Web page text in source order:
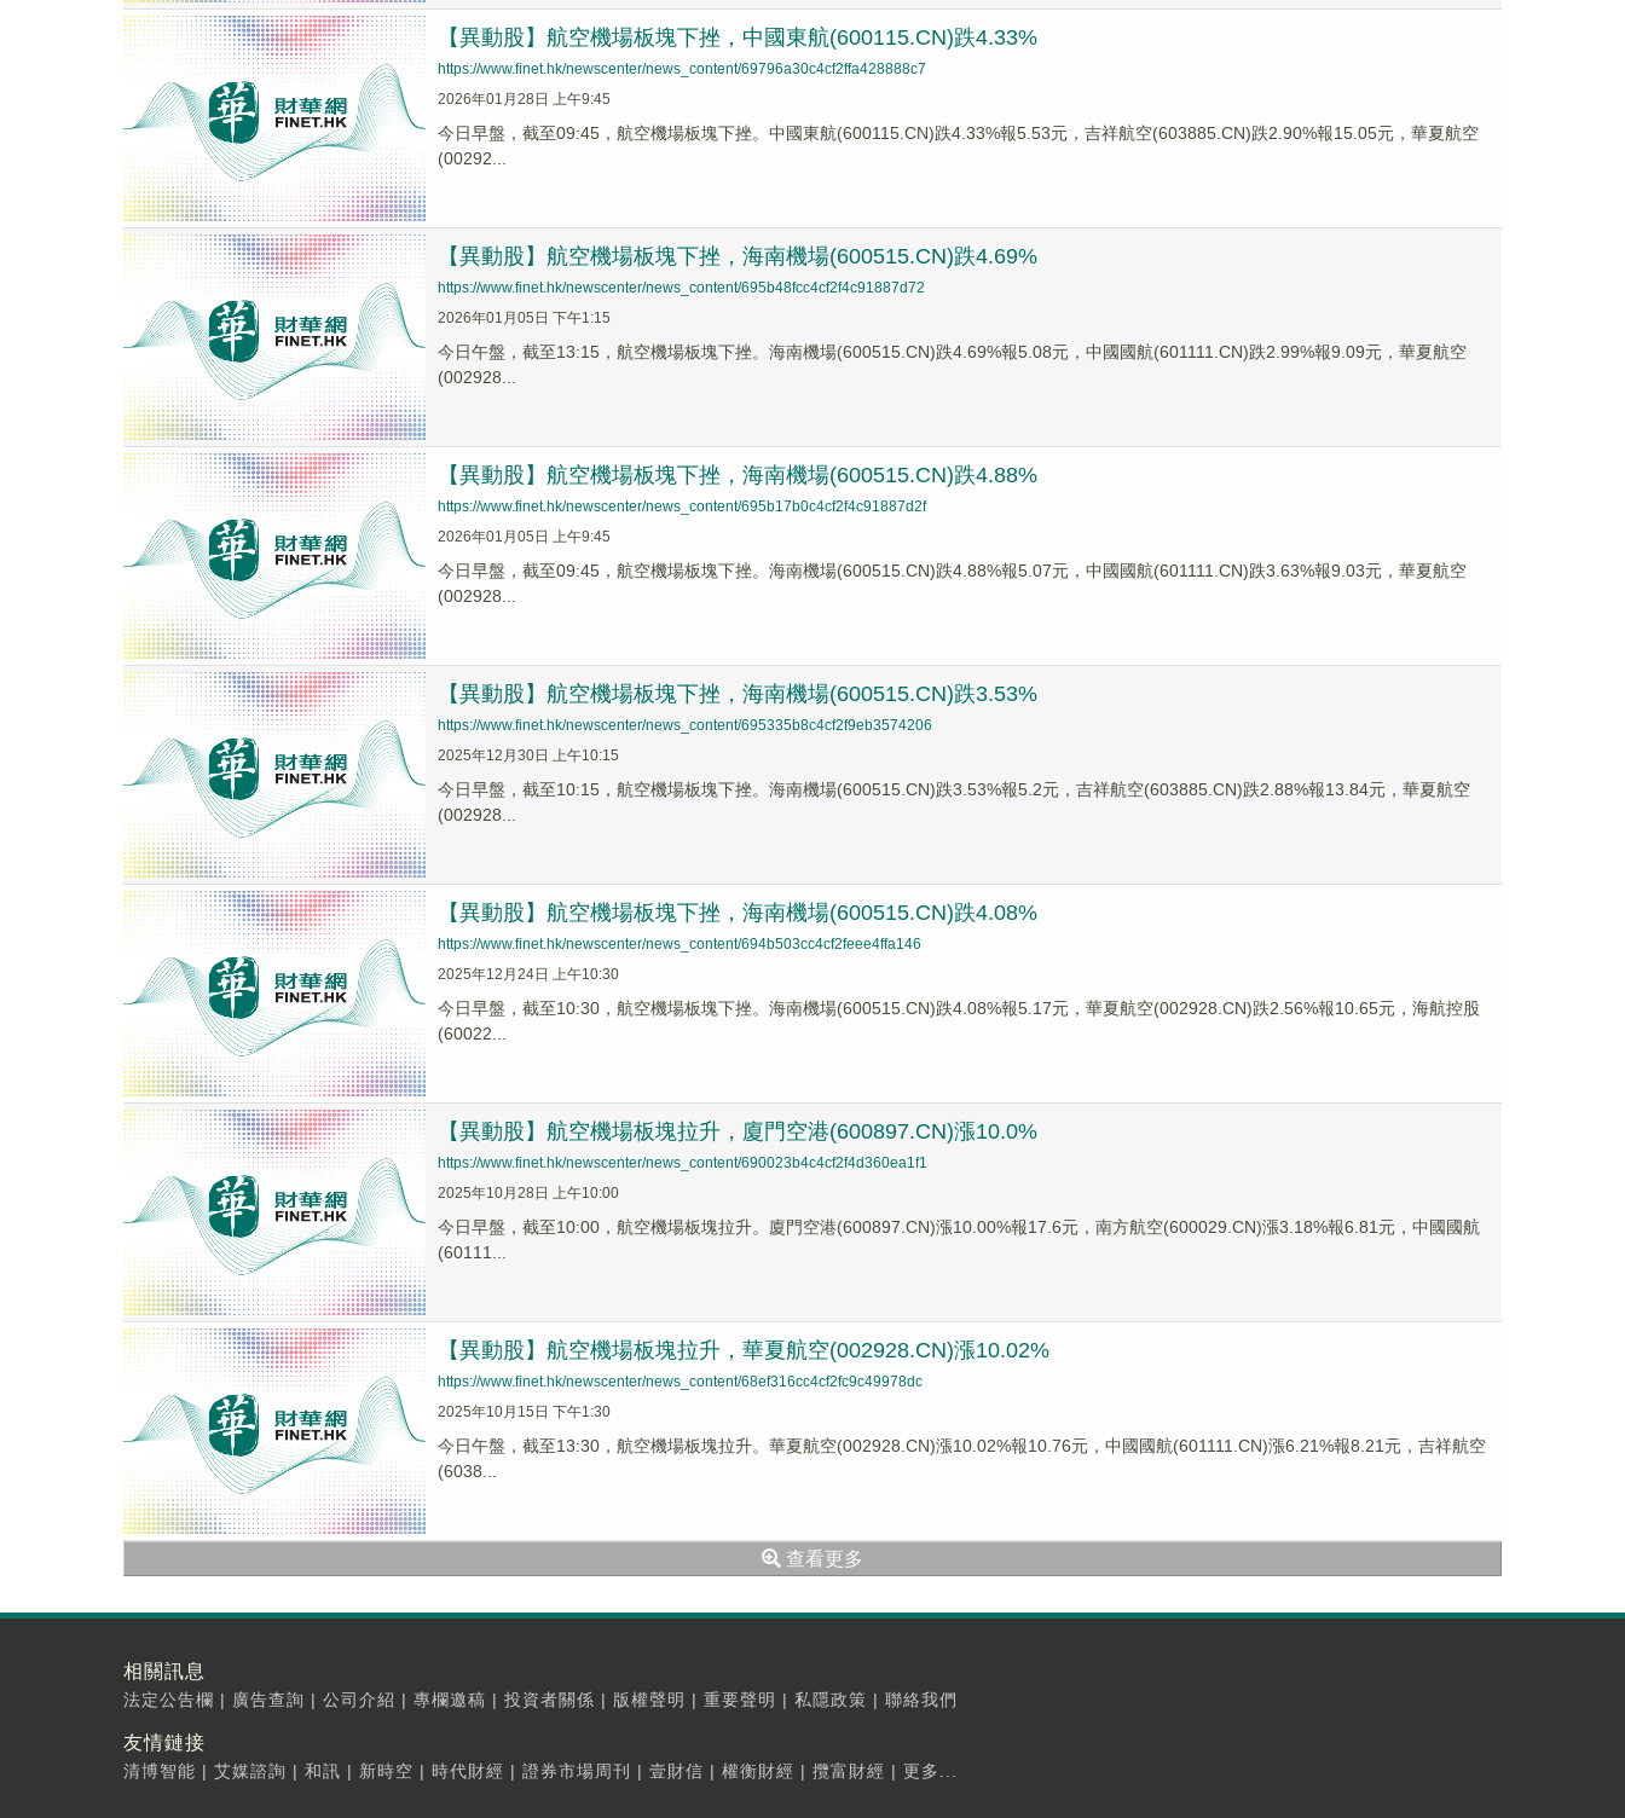
【異動股】航空機場板塊下挫，中國東航(600115.CN)跌4.33%
https://www.finet.hk/newscenter/news_content/69796a30c4cf2ffa428888c7
2026年01月28日 上午9:45
今日早盤，截至09:45，航空機場板塊下挫。中國東航(600115.CN)跌4.33%報5.53元，吉祥航空(603885.CN)跌2.90%報15.05元，華夏航空
(00292...
【異動股】航空機場板塊下挫，海南機場(600515.CN)跌4.69%
https://www.finet.hk/newscenter/news_content/695b48fcc4cf2f4c91887d72
2026年01月05日 下午1:15
今日午盤，截至13:15，航空機場板塊下挫。海南機場(600515.CN)跌4.69%報5.08元，中國國航(601111.CN)跌2.99%報9.09元，華夏航空
(002928...
【異動股】航空機場板塊下挫，海南機場(600515.CN)跌4.88%
https://www.finet.hk/newscenter/news_content/695b17b0c4cf2f4c91887d2f
2026年01月05日 上午9:45
今日早盤，截至09:45，航空機場板塊下挫。海南機場(600515.CN)跌4.88%報5.07元，中國國航(601111.CN)跌3.63%報9.03元，華夏航空
(002928...
【異動股】航空機場板塊下挫，海南機場(600515.CN)跌3.53%
https://www.finet.hk/newscenter/news_content/695335b8c4cf2f9eb3574206
2025年12月30日 上午10:15
今日早盤，截至10:15，航空機場板塊下挫。海南機場(600515.CN)跌3.53%報5.2元，吉祥航空(603885.CN)跌2.88%報13.84元，華夏航空
(002928...
【異動股】航空機場板塊下挫，海南機場(600515.CN)跌4.08%
https://www.finet.hk/newscenter/news_content/694b503cc4cf2feee4ffa146
2025年12月24日 上午10:30
今日早盤，截至10:30，航空機場板塊下挫。海南機場(600515.CN)跌4.08%報5.17元，華夏航空(002928.CN)跌2.56%報10.65元，海航控股
(60022...
【異動股】航空機場板塊拉升，廈門空港(600897.CN)漲10.0%
https://www.finet.hk/newscenter/news_content/690023b4c4cf2f4d360ea1f1
2025年10月28日 上午10:00
今日早盤，截至10:00，航空機場板塊拉升。廈門空港(600897.CN)漲10.00%報17.6元，南方航空(600029.CN)漲3.18%報6.81元，中國國航
(60111...
【異動股】航空機場板塊拉升，華夏航空(002928.CN)漲10.02%
https://www.finet.hk/newscenter/news_content/68ef316cc4cf2fc9c49978dc
2025年10月15日 下午1:30
今日午盤，截至13:30，航空機場板塊拉升。華夏航空(002928.CN)漲10.02%報10.76元，中國國航(601111.CN)漲6.21%報8.21元，吉祥航空
(6038...
查看更多
相關訊息
法定公告欄 | 廣告查詢 | 公司介紹 | 專欄邀稿 | 投資者關係 | 版權聲明 | 重要聲明 | 私隱政策 | 聯絡我們
友情鏈接
清博智能 | 艾媒諮詢 | 和訊 | 新時空 | 時代財經 | 證券市場周刊 | 壹財信 | 權衡財經 | 攬富財經 | 更多...